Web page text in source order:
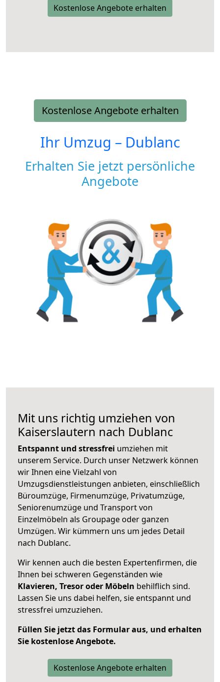
Kostenlose Angebote erhalten
Kostenlose Angebote erhalten
Ihr Umzug – Dublanc
Erhalten Sie jetzt persönliche
Angebote
Mit uns richtig umziehen von
Kaiserslautern nach Dublanc
Entspannt und stressfrei umziehen mit
unserem Service. Durch unser Netzwerk können
wir Ihnen eine Vielzahl von
Umzugsdienstleistungen anbieten, einschließlich
Büroumzüge, Firmenumzüge, Privatumzüge,
Seniorenumzüge und Transport von
Einzelmöbeln als Groupage oder ganzen
Umzügen. Wir kümmern uns um jedes Detail
nach Dublanc.
Wir kennen auch die besten Expertenfirmen, die
Ihnen bei schweren Gegenständen wie
Klavieren, Tresor oder Möbeln behilflich sind.
Lassen Sie uns dabei helfen, sie entspannt und
stressfrei umzuziehen.
Füllen Sie jetzt das Formular aus, und erhalten
Sie kostenlose Angebote.
Kostenlose Angebote erhalten